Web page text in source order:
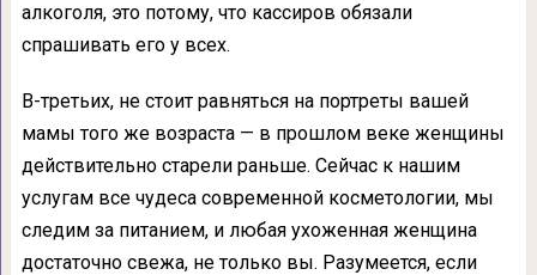
алкоголя, это потому, что кассиров обязали
спрашивать его у всех.
В-третьих, не стоит равняться на портреты вашей
мамы того же возраста — в прошлом веке женщины
действительно старели раньше. Сейчас к нашим
услугам все чудеса современной косметологии, мы
следим за питанием, и любая ухоженная женщина
достаточно свежа, не только вы. Разумеется, если